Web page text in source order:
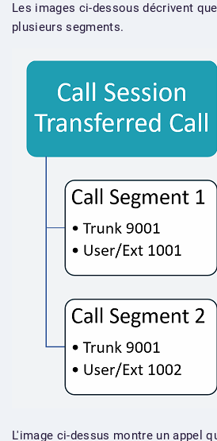
Les images ci-dessous décrivent
plusieurs segments.
L'image ci-dessus montre un appel